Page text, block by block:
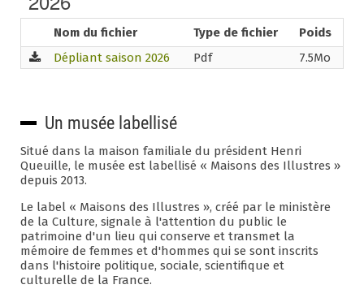
Nom du fichier Type de fichier
Poids
Dépliant saison 2026
Pdf 7.5Mo
Un musée labellisé
Situé dans la maison familiale du président Henri
Queuille, le musée est labellisé « Maisons des Illustres »
depuis 2013.
Le label « Maisons des Illustres », créé par le ministère
de la Culture, signale à l'attention du public le
patrimoine d'un lieu qui conserve et transmet la
mémoire de femmes et d'hommes qui se sont inscrits
dans l'histoire politique, sociale, scientifique et
culturelle de la France.